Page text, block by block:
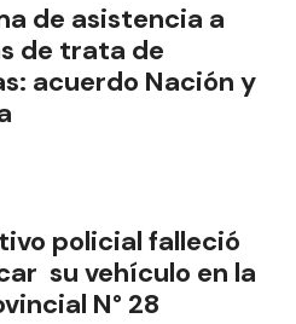
de asistencia a
de trata de
acuerdo Nación y
policial falleció
su vehículo en la
N° 28